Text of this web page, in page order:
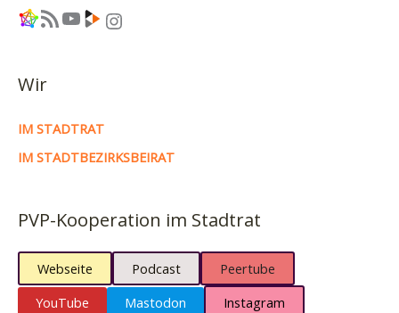
Link RSS-Feed YouTube Link Instagram
Wir
IM STADTRAT
IM STADTBEZIRKSBEIRAT
PVP-Kooperation im Stadtrat
Webseite Podcast
Peertube
YouTube
Mastodon
Instagram